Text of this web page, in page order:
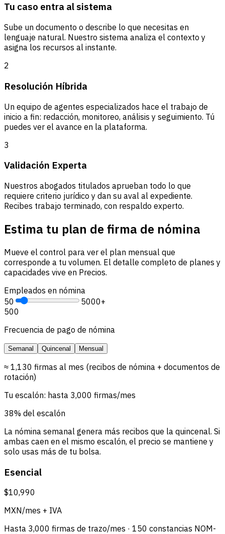
Tu caso entra al sistema
Sube un documento o describe lo que necesitas en
lenguaje natural. Nuestro sistema analiza el contexto y
asigna los recursos al instante.
2
Resolución Híbrida
Un equipo de agentes especializados hace el trabajo de
inicio a fin: redacción, monitoreo, análisis y seguimiento. Tú
puedes ver el avance en la plataforma.
3
Validación Experta
Nuestros abogados titulados aprueban todo lo que
requiere criterio jurídico y dan su aval al expediente.
Recibes trabajo terminado, con respaldo experto.
Estima tu plan de firma de nómina
Mueve el control para ver el plan mensual que
corresponde a tu volumen. El detalle completo de planes y
capacidades vive en Precios.
Empleados en nómina
50
5000+
500
Frecuencia de pago de nómina
Semanal Quincenal Mensual
≈ 1,130 firmas al mes (recibos de nómina + documentos de
rotación)
Tu escalón: hasta 3,000 firmas/mes
38% del escalón
La nómina semanal genera más recibos que la quincenal. Si
ambas caen en el mismo escalón, el precio se mantiene y
solo usas más de tu bolsa.
Esencial
$10,990
MXN/mes + IVA
Hasta 3,000 firmas de trazo/mes · 150 constancias NOM-